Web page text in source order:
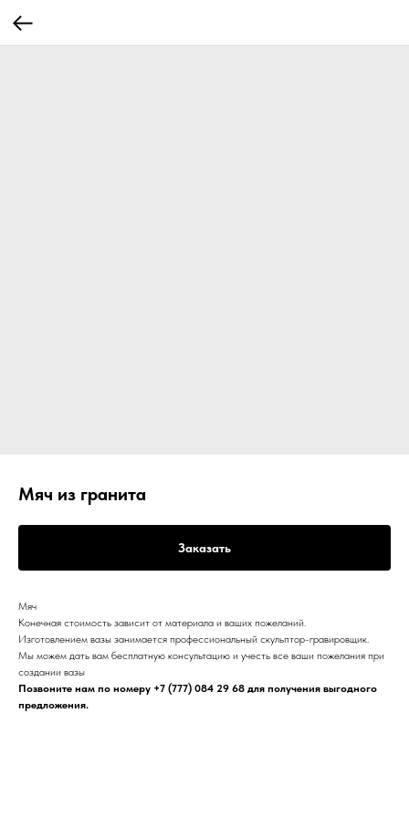
Мяч из гранита
Заказать
Мяч
Конечная стоимость зависит от материала и ваших пожеланий.
Изготовлением вазы занимается профессиональный скульптор-гравировщик.
Мы можем дать вам бесплатную консультацию и учесть все ваши пожелания при
создании вазы
Позвоните нам по номеру +7 (777) 084 29 68 для получения выгодного
предложения.